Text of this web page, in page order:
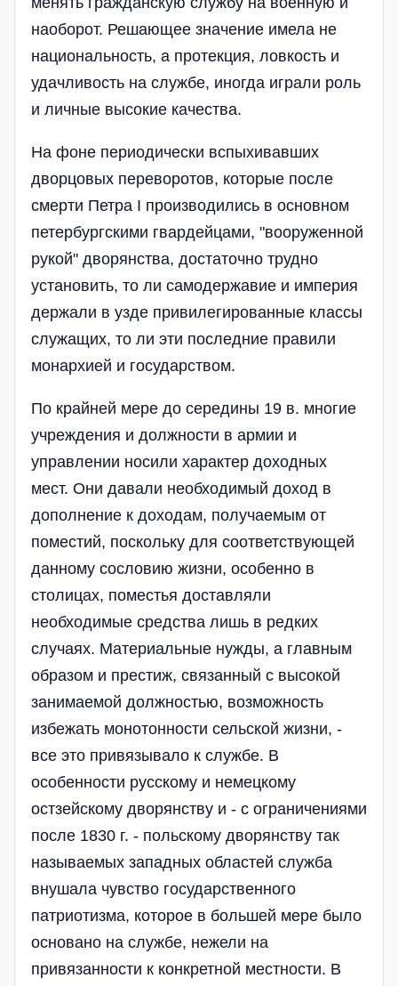
наоборот. Решающее значение имела не
национальность, а протекция, ловкость и
удачливость на службе, иногда играли роль
и личные высокие качества.
На фоне периодически вспыхивавших
дворцовых переворотов, которые после
смерти Петра I производились в основном
петербургскими гвардейцами, "вооруженной
рукой" дворянства, достаточно трудно
установить, то ли самодержавие и империя
держали в узде привилегированные классы
служащих, то ли эти последние правили
монархией и государством.
По крайней мере до середины 19 в. многие
учреждения и должности в армии и
управлении носили характер доходных
мест. Они давали необходимый доход в
дополнение к доходам, получаемым от
поместий, поскольку для соответствующей
данному сословию жизни, особенно в
столицах, поместья доставляли
необходимые средства лишь в редких
случаях. Материальные нужды, а главным
образом и престиж, связанный с высокой
занимаемой должностью, возможность
избежать монотонности сельской жизни, -
все это привязывало к службе. В
особенности русскому и немецкому
остзейскому дворянству и - с ограничениями
после 1830 г. - польскому дворянству так
называемых западных областей служба
внушала чувство государственного
патриотизма, которое в большей мере было
основано на службе, нежели на
привязанности к конкретной местности. В